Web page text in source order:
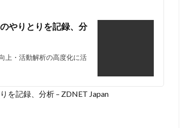
やりとりを記録、分
上・活動解析の高度化に活
を記録、分析 – ZDNET Japan